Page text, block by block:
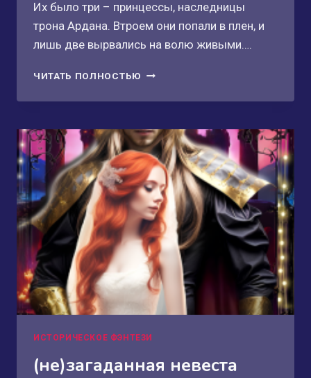
Их было три – принцессы, наследницы
трона Ардана. Втроем они попали в плен, и
лишь две вырвались на волю живыми….
ЧИТАТЬ ПОЛНОСТЬЮ ШАХМАТЫ
РОКИРОВКА
ИСТОРИЧЕСКОЕ ФЭНТЕЗИ
(не)загаданная невеста